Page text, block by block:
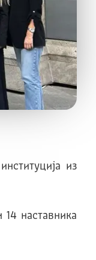
из
наставника